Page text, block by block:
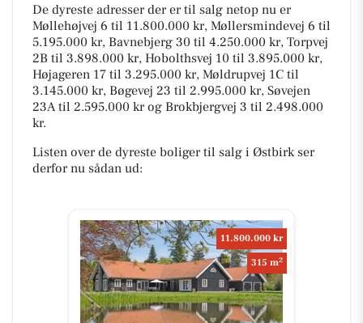
De dyreste adresser der er til salg netop nu er
Møllehøjvej 6 til 11.800.000 kr, Møllersmindevej 6 til
5.195.000 kr, Bavnebjerg 30 til 4.250.000 kr, Torpvej
2B til 3.898.000 kr, Hobolthsvej 10 til 3.895.000 kr,
Højageren 17 til 3.295.000 kr, Møldrupvej 1C til
3.145.000 kr, Bøgevej 23 til 2.995.000 kr, Søvejen
23A til 2.595.000 kr og Brokbjergvej 3 til 2.498.000
kr.
Listen over de dyreste boliger til salg i Østbirk ser
derfor nu sådan ud:
11.800.000 kr
315 m2